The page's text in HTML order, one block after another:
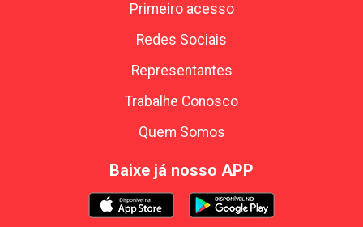
Primeiro acesso
Redes Sociais
Representantes
Trabalhe Conosco
Quem Somos
Baixe já nosso APP